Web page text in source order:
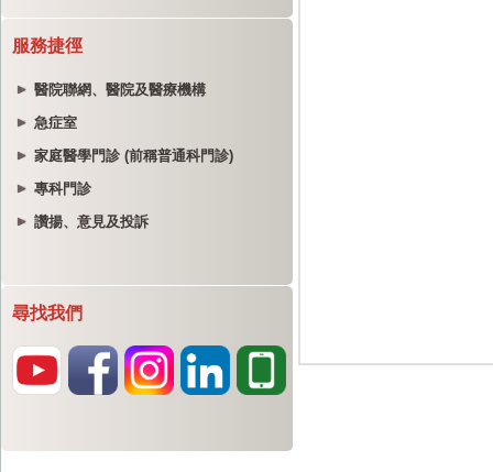
服務捷徑
醫院聯網、醫院及醫療機構
急症室
家庭醫學門診 (前稱普通科門診)
專科門診
讚揚、意見及投訴
尋找我們